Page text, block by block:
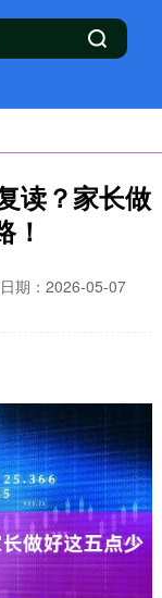
读？家长做
！
日期：2026-05-07